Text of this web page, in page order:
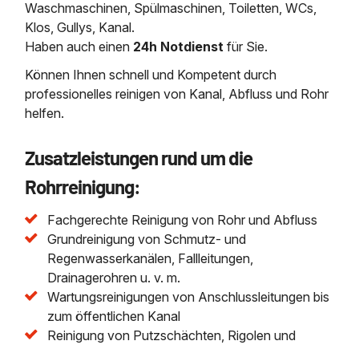
Waschmaschinen, Spülmaschinen, Toiletten, WCs,
Klos, Gullys, Kanal.
Haben auch einen 24h Notdienst für Sie.
Können Ihnen schnell und Kompetent durch
professionelles reinigen von Kanal, Abfluss und Rohr
helfen.
Zusatzleistungen rund um die
Rohrreinigung:
Fachgerechte Reinigung von Rohr und Abfluss
Grundreinigung von Schmutz- und
Regenwasserkanälen, Fallleitungen,
Drainagerohren u. v. m.
Wartungsreinigungen von Anschlussleitungen bis
zum öffentlichen Kanal
Reinigung von Putzschächten, Rigolen und